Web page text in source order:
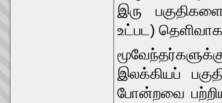
இரு
உட்பட)
இலக்கியப்
போன்றவை